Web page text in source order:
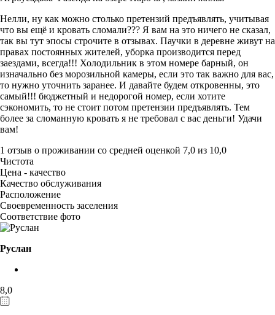
Нелли, ну как можно столько претензий предъявлять, учитывая
что вы ещё и кровать сломали??? Я вам на это ничего не сказал,
так вы тут эпосы строчите в отзывах. Паучки в деревне живут на
правах постоянных жителей, уборка производится перед
заездами, всегда!!! Холодильник в этом номере барный, он
изначально без морозильной камеры, если это так важно для вас,
то нужно уточнить заранее. И давайте будем откровенны, это
самый!!! бюджетный и недорогой номер, если хотите
сэкономить, то не стоит потом претензии предъявлять. Тем
более за сломанную кровать я не требовал с вас деньги! Удачи
вам!
1 отзыв о проживании со средней оценкой 7,0 из 10,0
Чистота
Цена - качество
Качество обслуживания
Расположение
Своевременность заселения
Соответствие фото
Руслан
8,0